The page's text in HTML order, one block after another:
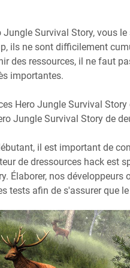
Survival Story, vous
ils ne sont difficilement
des ressources, il ne faut
importantes.
Hero Jungle Survival
Jungle Survival Story de
il est important de
de dressources hack est
Élaborer, nos
tests afin de s'assurer que